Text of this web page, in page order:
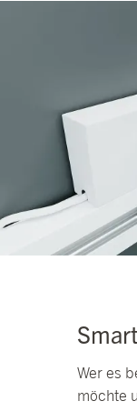
Wer es
möchte